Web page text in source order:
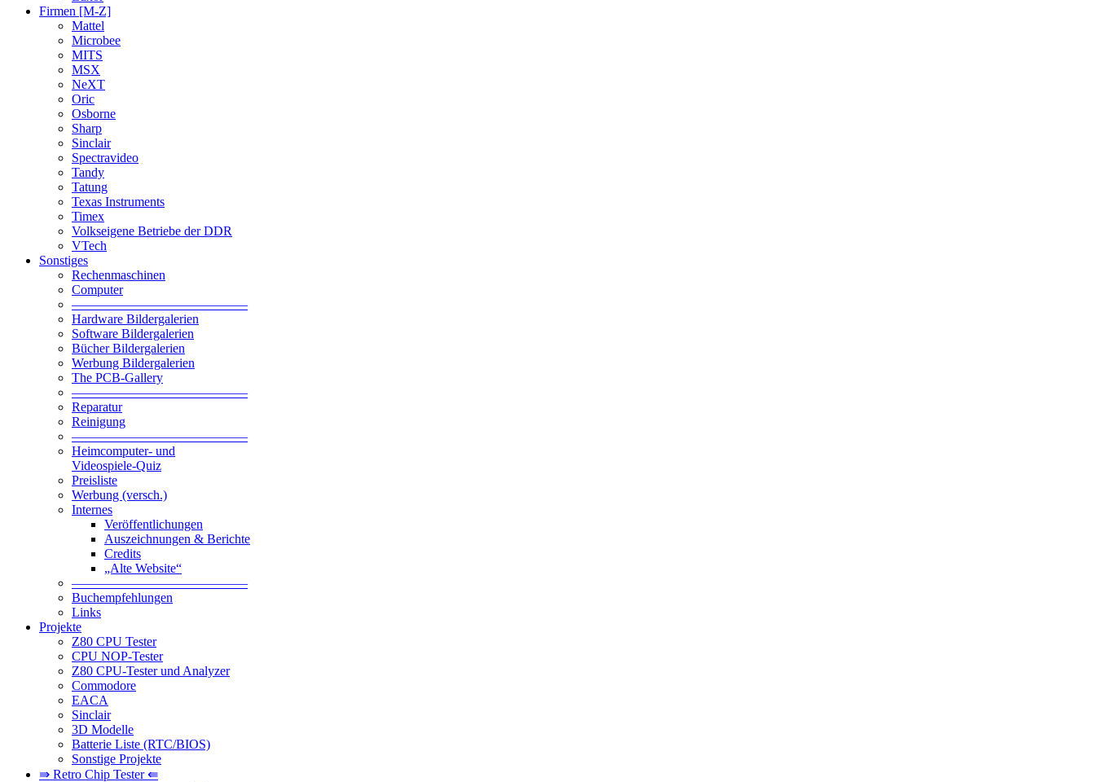
Firmen [M-Z]
Mattel
Microbee
MITS
MSX
NeXT
Oric
Osborne
Sharp
Sinclair
Spectravideo
Tandy
Tatung
Texas Instruments
Timex
Volkseigene Betriebe der DDR
VTech
Sonstiges
Rechenmaschinen
Computer
—————————————–
Hardware Bildergalerien
Software Bildergalerien
Bücher Bildergalerien
Werbung Bildergalerien
The PCB-Gallery
—————————————–
Reparatur
Reinigung
—————————————–
Heimcomputer- und
Videospiele-Quiz
Preisliste
Werbung (versch.)
Internes
Veröffentlichungen
Auszeichnungen & Berichte
Credits
„Alte Website“
—————————————–
Buchempfehlungen
Links
Projekte
Z80 CPU Tester
CPU NOP-Tester
Z80 CPU-Tester und Analyzer
Commodore
EACA
Sinclair
3D Modelle
Batterie Liste (RTC/BIOS)
Sonstige Projekte
⇛ Retro Chip Tester ⇚